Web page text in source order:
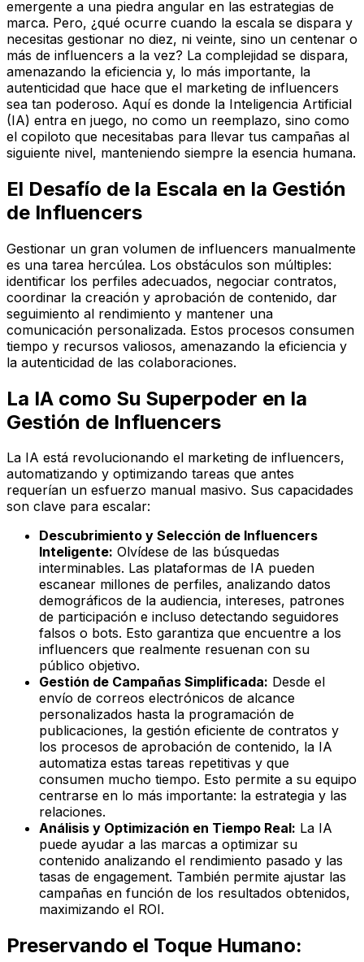
emergente a una piedra angular en las estrategias de
marca. Pero, ¿qué ocurre cuando la escala se dispara y
necesitas gestionar no diez, ni veinte, sino un centenar o
más de influencers a la vez? La complejidad se dispara,
amenazando la eficiencia y, lo más importante, la
autenticidad que hace que el marketing de influencers
sea tan poderoso. Aquí es donde la Inteligencia Artificial
(IA) entra en juego, no como un reemplazo, sino como
el copiloto que necesitabas para llevar tus campañas al
siguiente nivel, manteniendo siempre la esencia humana.
El Desafío de la Escala en la Gestión
de Influencers
Gestionar un gran volumen de influencers manualmente
es una tarea hercúlea. Los obstáculos son múltiples:
identificar los perfiles adecuados, negociar contratos,
coordinar la creación y aprobación de contenido, dar
seguimiento al rendimiento y mantener una
comunicación personalizada. Estos procesos consumen
tiempo y recursos valiosos, amenazando la eficiencia y
la autenticidad de las colaboraciones.
La IA como Su Superpoder en la
Gestión de Influencers
La IA está revolucionando el marketing de influencers,
automatizando y optimizando tareas que antes
requerían un esfuerzo manual masivo. Sus capacidades
son clave para escalar:
Descubrimiento y Selección de Influencers
Inteligente: Olvídese de las búsquedas
interminables. Las plataformas de IA pueden
escanear millones de perfiles, analizando datos
demográficos de la audiencia, intereses, patrones
de participación e incluso detectando seguidores
falsos o bots. Esto garantiza que encuentre a los
influencers que realmente resuenan con su
público objetivo.
Gestión de Campañas Simplificada: Desde el
envío de correos electrónicos de alcance
personalizados hasta la programación de
publicaciones, la gestión eficiente de contratos y
los procesos de aprobación de contenido, la IA
automatiza estas tareas repetitivas y que
consumen mucho tiempo. Esto permite a su equipo
centrarse en lo más importante: la estrategia y las
relaciones.
Análisis y Optimización en Tiempo Real: La IA
puede ayudar a las marcas a optimizar su
contenido analizando el rendimiento pasado y las
tasas de engagement. También permite ajustar las
campañas en función de los resultados obtenidos,
maximizando el ROI.
Preservando el Toque Humano: